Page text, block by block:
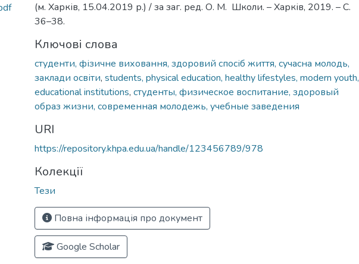
(м. Харків, 15.04.2019 р.) / за заг. ред. О. М. Школи. – Харків, 2019. – С.
36–38.
Ключові слова
студенти, фізичне виховання, здоровий спосіб життя, сучасна молодь,
заклади освіти, students, physical education, healthy lifestyles, modern youth,
educational institutions, студенты, физическое воспитание, здоровый
образ жизни, современная молодежь, учебные заведения
URI
https://repository.khpa.edu.ua/handle/123456789/978
Колекції
Тези
Повна інформація про документ
Google Scholar